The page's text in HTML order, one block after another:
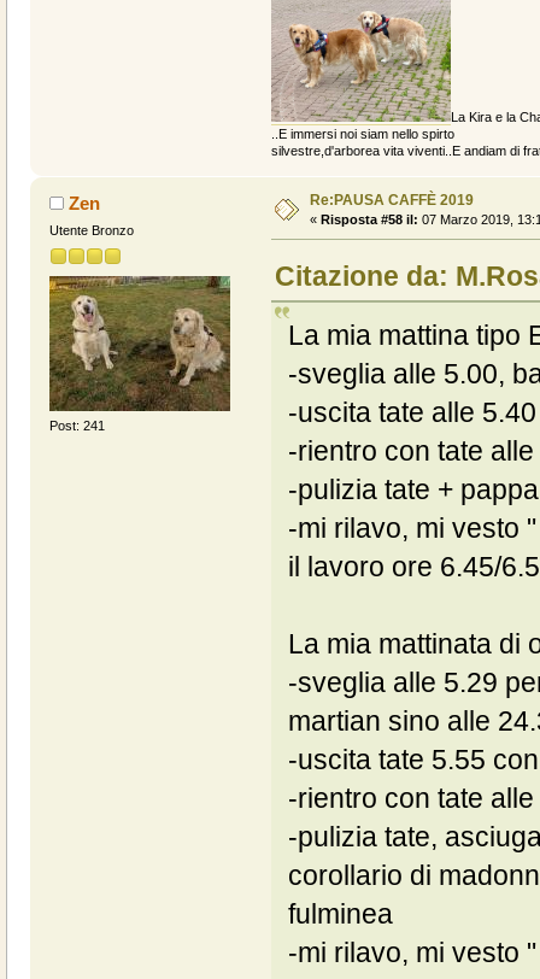
La Kira e la
..E immersi noi siam nello spirto
silvestre,d'arborea vita viventi..E andiam di
Zen
Utente Bronzo
Post: 241
Re:PAUSA CAFFÈ 2019
« Risposta #58 il: 07 Marzo 2019,
Citazione da:
La mia mattina tipo
-sveglia alle 5.00,
-uscita tate alle 5.40
-rientro con tate
-pulizia tate +
-mi rilavo, mi vesto
il lavoro ore 6.45/
La mia mattinata di
-sveglia alle 5.29
martian sino alle
-uscita tate 5.55
-rientro con tate
-pulizia tate,
corollario di
fulminea
-mi rilavo, mi vesto